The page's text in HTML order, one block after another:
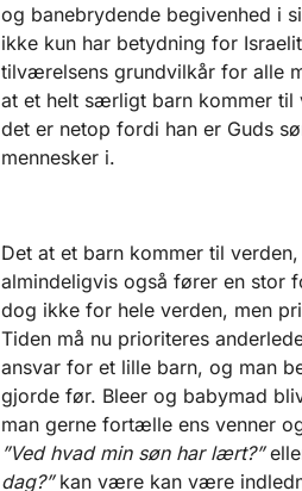
og banebrydende begivenhed i
ikke kun har betydning for
tilværelsens grundvilkår for alle
at et helt særligt barn kommer til
det er netop fordi han er Guds
mennesker i.
Det at et barn kommer til
almindeligvis også fører en stor
dog ikke for hele verden, men
Tiden må nu prioriteres
ansvar for et lille barn, og man
gjorde før. Bleer og babymad
man gerne fortælle ens venner
”Ved hvad min søn har lært?”
dag?”kan være kan være